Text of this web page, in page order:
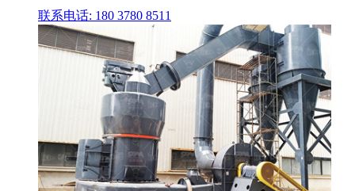
联系电话: 180 3780 8511